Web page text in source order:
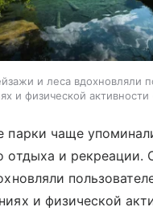
и леса вдохновляли
и физической активности
парки чаще
отдыха и рекреации.
и физической